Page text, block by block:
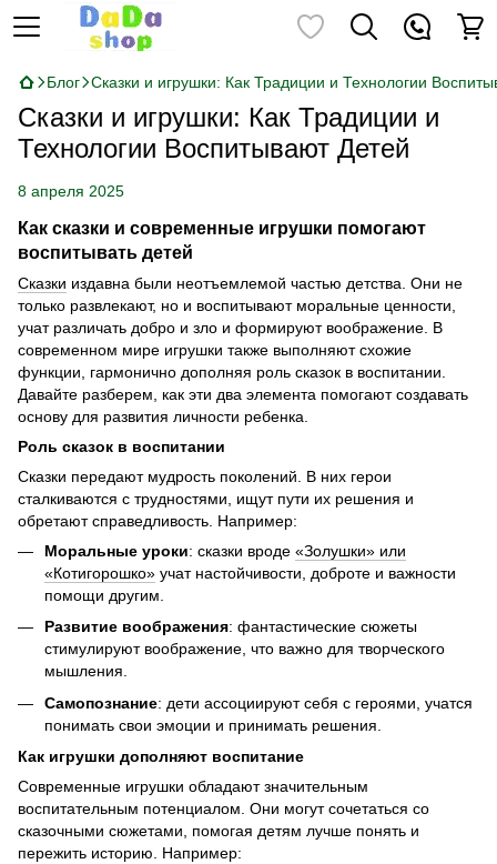
Блог Сказки и игрушки: Как Традиции и Технологии
Сказки и игрушки: Как Традиции и
Технологии Воспитывают Детей
8 апреля 2025
Как сказки и современные игрушки помогают
воспитывать детей
Сказки издавна были неотъемлемой частью детства. Они не
только развлекают, но и воспитывают моральные ценности,
учат различать добро и зло и формируют воображение. В
современном мире игрушки также выполняют схожие
функции, гармонично дополняя роль сказок в воспитании.
Давайте разберем, как эти два элемента помогают создавать
основу для развития личности ребенка.
Роль сказок в воспитании
Сказки передают мудрость поколений. В них герои
сталкиваются с трудностями, ищут пути их решения и
обретают справедливость. Например:
Моральные уроки: сказки вроде «Золушки» или
«Котигорошко» учат настойчивости, доброте и важности
помощи другим.
Развитие воображения: фантастические сюжеты
стимулируют воображение, что важно для творческого
мышления.
Самопознание: дети ассоциируют себя с героями, учатся
понимать свои эмоции и принимать решения.
Как игрушки дополняют воспитание
Современные игрушки обладают значительным
воспитательным потенциалом. Они могут сочетаться со
сказочными сюжетами, помогая детям лучше понять и
пережить историю. Например: